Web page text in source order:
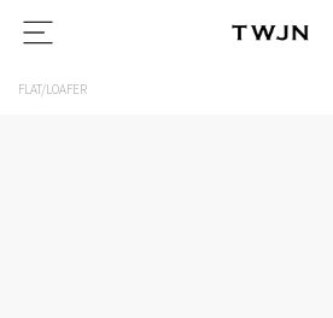
FLAT/LOAFER